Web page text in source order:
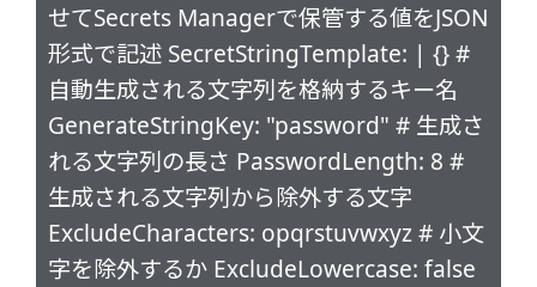
せてSecrets Managerで保管する値をJSON
形式で記述 SecretStringTemplate: | {} #
自動生成される文字列を格納するキー名
GenerateStringKey: "password" # 生成さ
れる文字列の長さ PasswordLength: 8 #
生成される文字列から除外する文字
ExcludeCharacters: opqrstuvwxyz # 小文
字を除外するか ExcludeLowercase: false